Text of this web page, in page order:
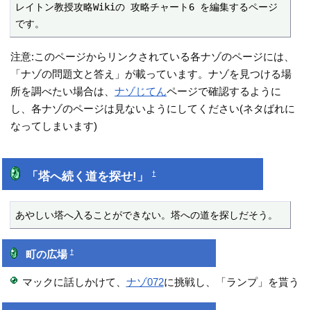
レイトン教授攻略Wikiの 攻略チャート6 を編集するページ
です。
注意:このページからリンクされている各ナゾのページには、
「ナゾの問題文と答え」が載っています。ナゾを見つける場
所を調べたい場合は、ナゾじてんページで確認するように
し、各ナゾのページは見ないようにしてください(ネタばれに
なってしまいます)
「塔へ続く道を探せ!」†
あやしい塔へ入ることができない。塔への道を探しだそう。
町の広場 †
マックに話しかけて、 ナゾ072に挑戦し、「ランプ」を貰う